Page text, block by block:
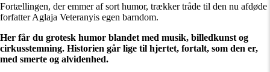
Fortællingen, der emmer af sort humor, trækker tråde til den nu afdøde
forfatter Aglaja Veteranyis egen barndom.
Her får du grotesk humor blandet med musik, billedkunst og
cirkusstemning. Historien går lige til hjertet, fortalt, som den er,
med smerte og alvidenhed.